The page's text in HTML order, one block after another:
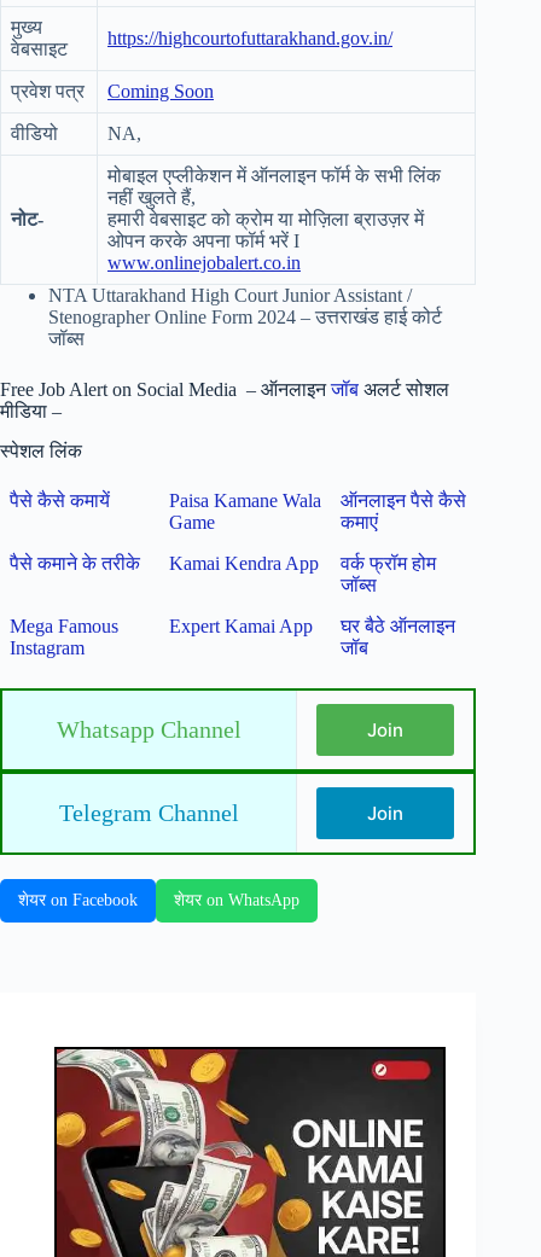
मुख्य
वेबसाइट
https://highcourtofuttarakhand.gov.in/
प्रवेश पत्र Coming Soon
वीडियो NA,
नोट-
मोबाइल एप्लीकेशन में ऑनलाइन फॉर्म के सभी लिंक
नहीं खुलते हैं,
हमारी वेबसाइट को क्रोम या मोज़िला ब्राउज़र में
ओपन करके अपना फॉर्म भरें I
www.onlinejobalert.co.in
NTA Uttarakhand High Court Junior Assistant /
Stenographer Online Form 2024 – उत्तराखंड हाई कोर्ट
जॉब्स
Free Job Alert on Social Media – ऑनलाइनजॉब अलर्ट सोशल
मीडिया –
स्पेशल लिंक
पैसे कैसे कमायें
Paisa Kamane Wala
Game
ऑनलाइन पैसे कैसे
कमाएं
पैसे कमाने के तरीके
Kamai Kendra App
वर्क फ्रॉम होम
जॉब्स
Mega Famous
Instagram
Expert Kamai App
घर बैठे ऑनलाइन
जॉब
Whatsapp Channel Join
Telegram Channel Join
शेयर on Facebook शेयर on WhatsApp